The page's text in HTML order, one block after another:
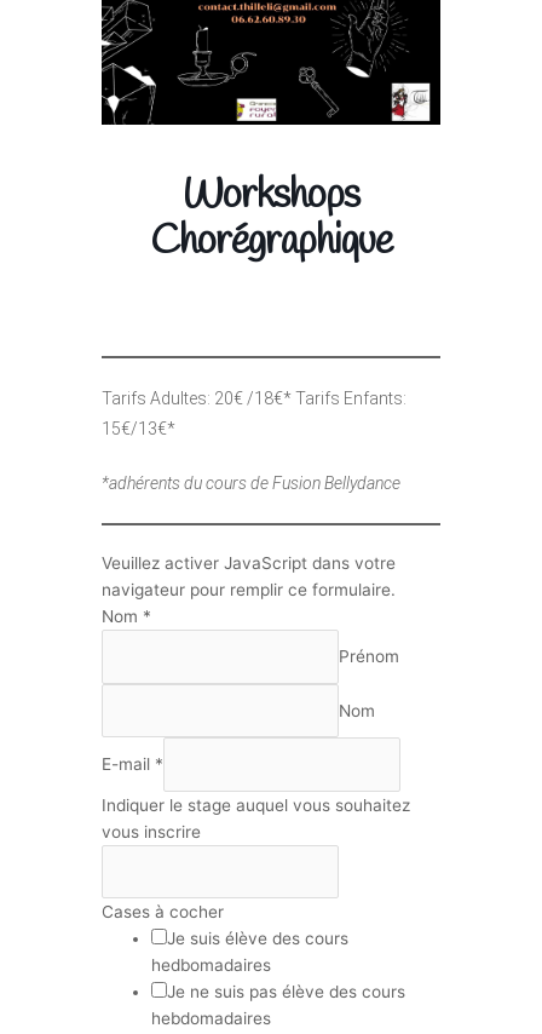
Workshops
Chorégraphique
Tarifs Adultes: 20€ /18€* Tarifs Enfants:
15€/13€*
*adhérents du cours de Fusion Bellydance
Veuillez activer JavaScript dans votre
navigateur pour remplir ce formulaire.
Nom *
Prénom
Nom
E-mail *
Indiquer le stage auquel vous souhaitez
vous inscrire
Cases à cocher
Je suis élève des cours
hedbomadaires
Je ne suis pas élève des cours
hebdomadaires